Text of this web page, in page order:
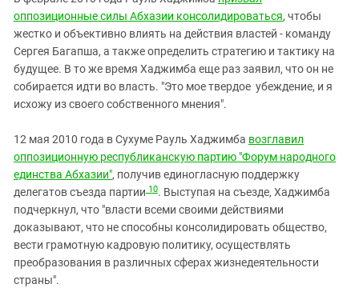
оппозиционные силы Абхазии консолидироваться, чтобы
жестко и объективно влиять на действия властей - команду
Сергея Багапша, а также определить стратегию и тактику на
будущее. В то же время Хаджимба еще раз заявил, что он не
собирается идти во власть. "Это мое твердое убеждение, и я
исхожу из своего собственного мнения".
12 мая 2010 года в Сухуме Рауль Хаджимба возглавил
оппозиционную республиканскую партию "Форум народного
единства Абхазии", получив единогласную поддержку
делегатов съезда партии 10. Выступая на съезде, Хаджимба
подчеркнул, что "власти всеми своими действиями
доказывают, что не способны консолидировать общество,
вести грамотную кадровую политику, осуществлять
преобразования в различных сферах жизнедеятельности
страны".